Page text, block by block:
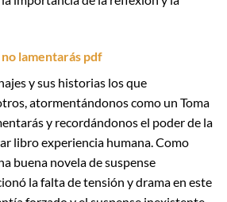
lamentarás pdf
y sus historias los que
atormentándonos como un Toma
y recordándonos el poder de la
libro experiencia humana. Como
buena novela de suspense
la falta de tensión y drama en este